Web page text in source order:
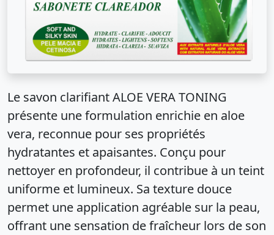
Le savon clarifiant ALOE VERA TONING
présente une formulation enrichie en aloe
vera, reconnue pour ses propriétés
hydratantes et apaisantes. Conçu pour
nettoyer en profondeur, il contribue à un teint
uniforme et lumineux. Sa texture douce
permet une application agréable sur la peau,
offrant une sensation de fraîcheur lors de son